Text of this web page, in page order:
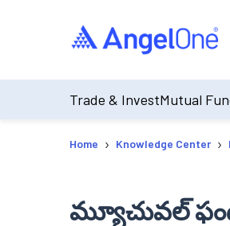
Trade & InvestMutual
Home › Knowledge Center ›
మ్యూచువల్